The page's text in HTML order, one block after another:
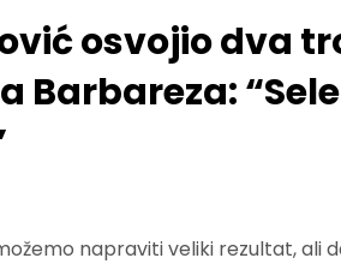
osvojio dva
Barbareza:
napraviti veliki rezultat, ali